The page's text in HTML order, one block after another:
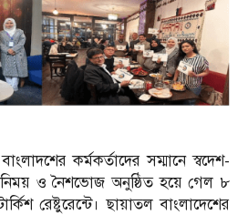
কর্মকর্তাদের সম্মানে স্বদেশ-
ও নৈশভোজ অনুষ্ঠিত হয়ে গেল ৮
রেষ্টুরেন্টে। ছায়াতল বাংলাদেশের